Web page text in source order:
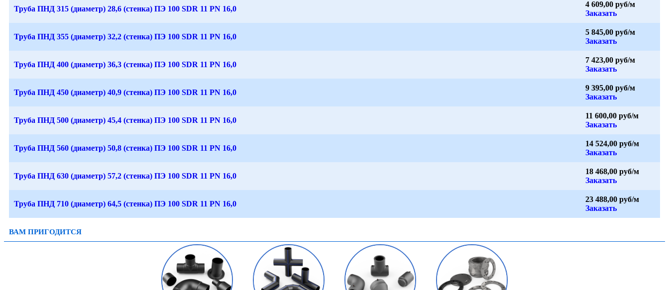
Труба ПНД 315 (диаметр) 28,6 (стенка) ПЭ 100 SDR 11 PN 16,0
4 609,00 руб/м
Заказать
Труба ПНД 355 (диаметр) 32,2 (стенка) ПЭ 100 SDR 11 PN 16,0
5 845,00 руб/м
Заказать
Труба ПНД 400 (диаметр) 36,3 (стенка) ПЭ 100 SDR 11 PN 16,0
7 423,00 руб/м
Заказать
Труба ПНД 450 (диаметр) 40,9 (стенка) ПЭ 100 SDR 11 PN 16,0
9 395,00 руб/м
Заказать
Труба ПНД 500 (диаметр) 45,4 (стенка) ПЭ 100 SDR 11 PN 16,0
11 600,00 руб/м
Заказать
Труба ПНД 560 (диаметр) 50,8 (стенка) ПЭ 100 SDR 11 PN 16,0
14 524,00 руб/м
Заказать
Труба ПНД 630 (диаметр) 57,2 (стенка) ПЭ 100 SDR 11 PN 16,0
18 468,00 руб/м
Заказать
Труба ПНД 710 (диаметр) 64,5 (стенка) ПЭ 100 SDR 11 PN 16,0
23 488,00 руб/м
Заказать
ВАМ ПРИГОДИТСЯ